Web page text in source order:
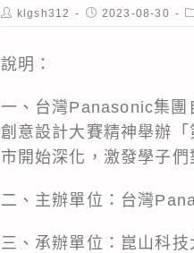
Post
author:
klgsh312
Post
published:
2023-08-30
說明：
一、台灣Panasonic集團
創意設計大賽精神舉辦
市開始深化，激發學子
二、主辦單位：台灣
三、承辦單位：崑山科技